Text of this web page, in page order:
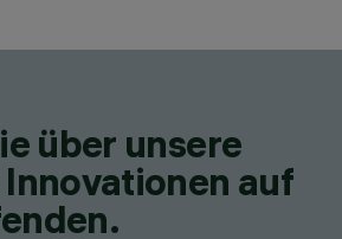
über unsere
auf